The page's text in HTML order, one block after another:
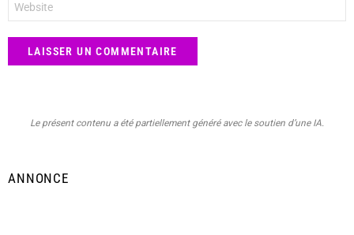
web
Le présent contenu a été partiellement généré avec le soutien d’une IA.
ANNONCE